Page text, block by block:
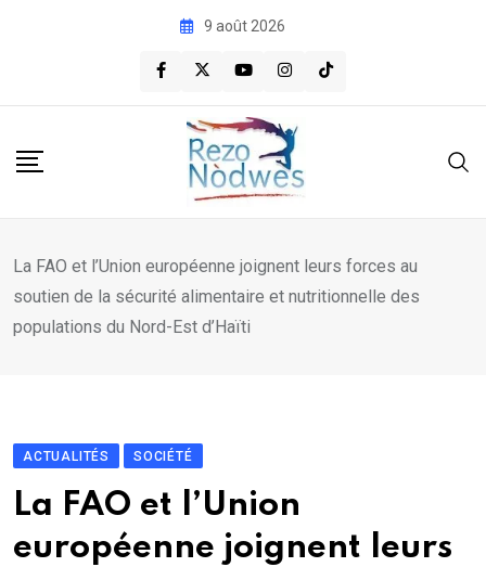
9 août 2026
La FAO et l’Union européenne joignent leurs forces au
soutien de la sécurité alimentaire et nutritionnelle des
populations du Nord-Est d’Haïti
ACTUALITÉS SOCIÉTÉ
La FAO et l’Union
européenne joignent leurs